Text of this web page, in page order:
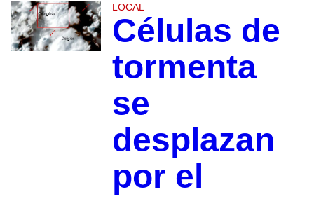
LOCAL
Células de
tormenta
se
desplazan
por el